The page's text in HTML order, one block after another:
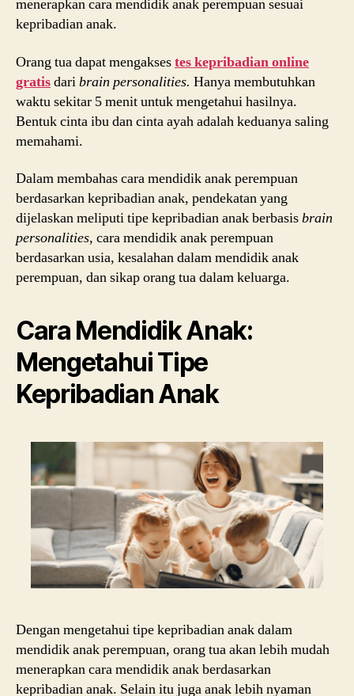
menerapkan cara mendidik anak perempuan sesuai
kepribadian anak.
Orang tua dapat mengaksestes kepribadian online
gratisdaribrain personalities. Hanya membutuhkan
waktu sekitar 5 menit untuk mengetahui hasilnya.
Bentuk cinta ibu dan cinta ayah adalah keduanya saling
memahami.
Dalam membahas cara mendidik anak perempuan
berdasarkan kepribadian anak, pendekatan yang
dijelaskan meliputi tipe kepribadian anak berbasisbrain
personalities, cara mendidik anak perempuan
berdasarkan usia, kesalahan dalam mendidik anak
perempuan, dan sikap orang tua dalam keluarga.
Cara Mendidik Anak:
Mengetahui Tipe
Kepribadian Anak
Dengan mengetahui tipe kepribadian anak dalam
mendidik anak perempuan, orang tua akan lebih mudah
menerapkan cara mendidik anak berdasarkan
kepribadian anak. Selain itu juga anak lebih nyaman